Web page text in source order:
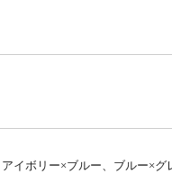
イボリー×ブルー、ブルー×グ